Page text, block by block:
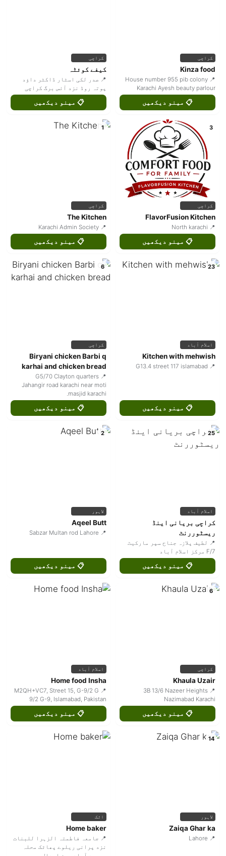
کراچی
Kinza food
📍 House number 955 pib colony
Karachi Ayesh beauty parlour
📋 مینو دیکھیں
کراچی
کیفے کوئٹہ
📍 صدر لکی اسٹار ڈاکٹر داؤد
پوتہ روڈ نزد آئس برگ کراچی
📋 مینو دیکھیں
3
کراچی
FlavorFusion Kitchen
📍 North karachi
📋 مینو دیکھیں
1
کراچی
The Kitchen
📍 Karachi Admin Society
📋 مینو دیکھیں
23
اسلام آباد
Kitchen with mehwish
📍 G13.4 street 117 islamabad
📋 مینو دیکھیں
6
کراچی
Biryani chicken Barbi q
karhai and chicken bread
📍 G5/70 Clayton quarters
Jahangir road karachi near moti
masjid karachi.
📋 مینو دیکھیں
25
اسلام آباد
کراچی بریانی اینڈ
ریسٹوررنٹ
📍 لطیف پلازہ جناح سپر مارکیٹ
F/7 مرکز اسلام آباد
📋 مینو دیکھیں
2
لاہور
Aqeel Butt
📍 Sabzar Multan rod Lahore
📋 مینو دیکھیں
6
کراچی
Khaula Uzair
📍 3B 13/6 Nazeer Heights
Nazimabad Karachi
📋 مینو دیکھیں
اسلام آباد
Home food Insha
📍 M2QH+VC7, Street 15, G-9/2 G
9/2 G-9, Islamabad, Pakistan
📋 مینو دیکھیں
14
لاہور
Zaiqa Ghar ka
📍 Lahore
اٹک
Home baker
📍 جامعہ فاطمتہ الزہرا للبنات
نزد پرانی ریلوے پھاٹک محلہ